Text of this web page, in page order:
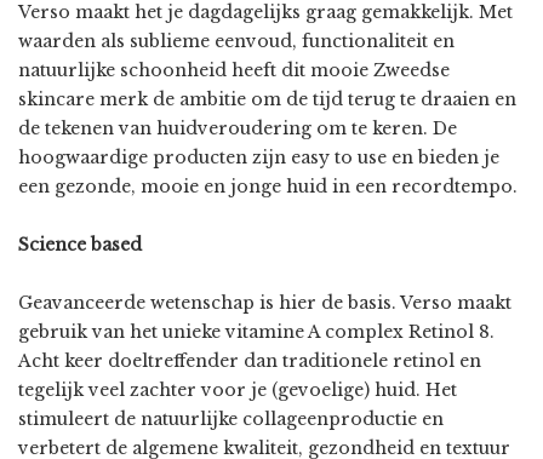
Verso maakt het je dagdagelijks graag gemakkelijk. Met
waarden als sublieme eenvoud, functionaliteit en
natuurlijke schoonheid heeft dit mooie Zweedse
skincare merk de ambitie om de tijd terug te draaien en
de tekenen van huidveroudering om te keren. De
hoogwaardige producten zijn easy to use en bieden je
een gezonde, mooie en jonge huid in een recordtempo.
Science based
Geavanceerde wetenschap is hier de basis. Verso maakt
gebruik van het unieke vitamine A complex Retinol 8.
Acht keer doeltreffender dan traditionele retinol en
tegelijk veel zachter voor je (gevoelige) huid. Het
stimuleert de natuurlijke collageenproductie en
verbetert de algemene kwaliteit, gezondheid en textuur